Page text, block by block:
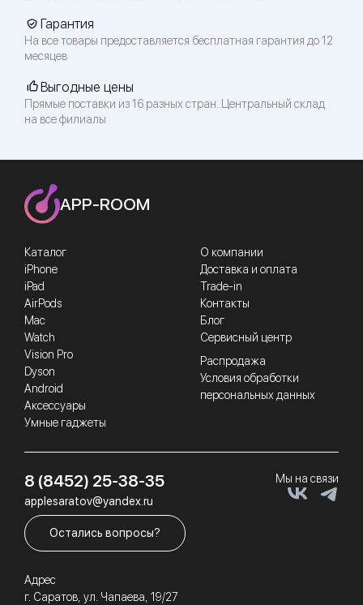
Гарантия
На все товары предоставляется бесплатная гарантия до 12
месяцев
Выгодные цены
Прямые поставки из 16 разных стран. Центральный склад
на все филиалы
Каталог
iPhone
iPad
AirPods
Mac
Watch
Vision Pro
Dyson
Android
Аксессуары
Умные гаджеты
О компании
Доставка и оплата
Trade-in
Контакты
Блог
Сервисный центр
Распродажа
Условия обработки
персональных данных
APP-ROOM
8 (8452) 25-38-35
applesaratov@yandex.ru
Остались вопросы?
Адрес
г. Саратов, ул. Чапаева, 19/27
Мы на связи